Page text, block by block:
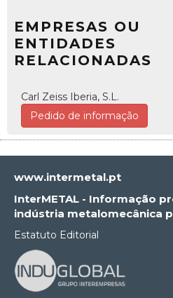
EMPRESAS OU
ENTIDADES
RELACIONADAS
Carl Zeiss Iberia, S.L.
Pedido de informação
www.intermetal.pt
InterMETAL - Informação
indústria metalomecânica
Estatuto Editorial